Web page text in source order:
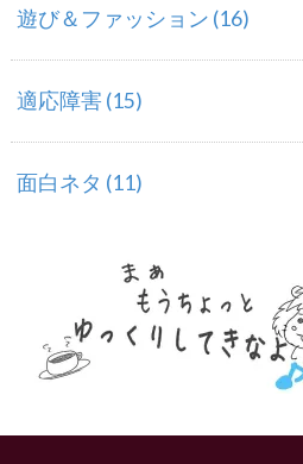
遊び＆ファッション (16)
適応障害 (15)
面白ネタ (11)